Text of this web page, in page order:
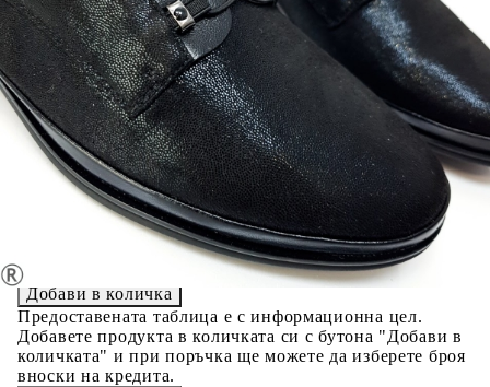
Credit calculator
Черни класически обувки с връзки- Amanda Black 9563
Please select credit institution
Цена на продукта: €19.00
Extraction of information from credit institutions
Предоставената таблица е с информационна цел.
Добавете продукта в количката си с бутона "Добави в
количката" и при поръчка ще можете да изберете броя
вноски на кредита.
Acest tabel are caracter informativ. Adăugați produsul în
coșul de cumpărături unde veți putea selecta detaliile
cererii de creditare.
Предоставената таблица е с информационна цел.
Добавете продукта в количката си с бутона "Добави в
количката" и при поръчка ще можете да изберете броя
вноски на кредита.